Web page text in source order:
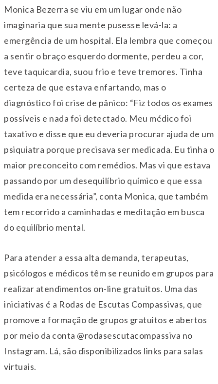
Monica Bezerra se viu em um lugar onde não
imaginaria que sua mente pusesse levá-la: a
emergência de um hospital. Ela lembra que começou
a sentir o braço esquerdo dormente, perdeu a cor,
teve taquicardia, suou frio e teve tremores. Tinha
certeza de que estava enfartando, mas o
diagnóstico foi crise de pânico: “Fiz todos os exames
possíveis e nada foi detectado. Meu médico foi
taxativo e disse que eu deveria procurar ajuda de um
psiquiatra porque precisava ser medicada. Eu tinha o
maior preconceito com remédios. Mas vi que estava
passando por um desequilíbrio químico e que essa
medida era necessária”, conta Monica, que também
tem recorrido a caminhadas e meditação em busca
do equilíbrio mental.
Para atender a essa alta demanda, terapeutas,
psicólogos e médicos têm se reunido em grupos para
realizar atendimentos on-line gratuitos. Uma das
iniciativas é a Rodas de Escutas Compassivas, que
promove a formação de grupos gratuitos e abertos
por meio da conta @rodasescutacompassiva no
Instagram. Lá, são disponibilizados links para salas
virtuais.